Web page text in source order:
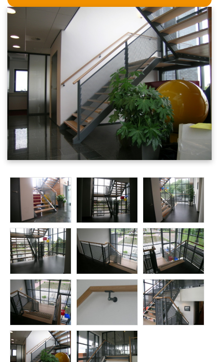
Drukapparatuur
Leidingsystemen
Projecten en Turnarounds
Staalconstructies
Skidbouw
Service en Onderhoud
Stalen Trappen
Bruggen, weg en waterbouw
Speciale Constructies
Informatie
PMF Industry Group
Bekijk contact gegevens
info.uithuizen@pmfmechanical.nl
+31 (0)595 - 431 729